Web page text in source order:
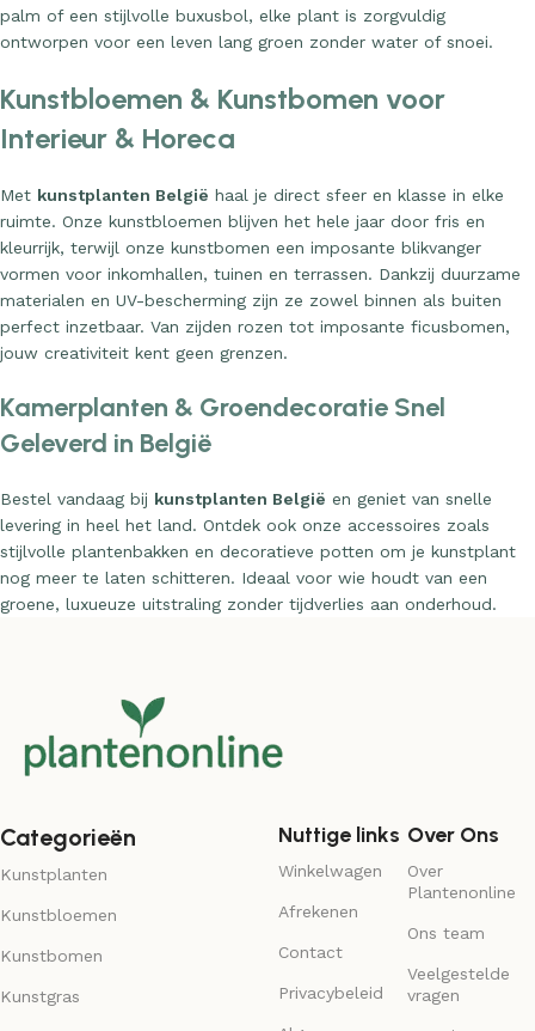
palm of een stijlvolle buxusbol, elke plant is zorgvuldig
ontworpen voor een leven lang groen zonder water of snoei.
Kunstbloemen & Kunstbomen voor
Interieur & Horeca
Met kunstplanten België haal je direct sfeer en klasse in elke
ruimte. Onze kunstbloemen blijven het hele jaar door fris en
kleurrijk, terwijl onze kunstbomen een imposante blikvanger
vormen voor inkomhallen, tuinen en terrassen. Dankzij duurzame
materialen en UV-bescherming zijn ze zowel binnen als buiten
perfect inzetbaar. Van zijden rozen tot imposante ficusbomen,
jouw creativiteit kent geen grenzen.
Kamerplanten & Groendecoratie Snel
Geleverd in België
Bestel vandaag bij kunstplanten België en geniet van snelle
levering in heel het land. Ontdek ook onze accessoires zoals
stijlvolle plantenbakken en decoratieve potten om je kunstplant
nog meer te laten schitteren. Ideaal voor wie houdt van een
groene, luxueuze uitstraling zonder tijdverlies aan onderhoud.
Categorieën
Kunstplanten
Kunstbloemen
Kunstbomen
Kunstgras
Nuttige links
Winkelwagen
Afrekenen
Contact
Privacybeleid
Over Ons
Over
Plantenonline
Ons team
Veelgestelde
vragen